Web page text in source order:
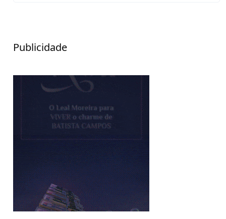
Publicidade